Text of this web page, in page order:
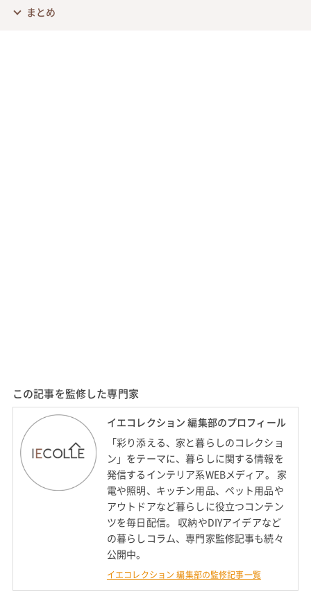
まとめ
この記事を監修した専門家
イエコレクション 編集部のプロフィール
「彩り添える、家と暮らしのコレクショ
ン」をテーマに、暮らしに関する情報を
発信するインテリア系WEBメディア。 家
電や照明、キッチン用品、ペット用品や
アウトドアなど暮らしに役立つコンテン
ツを毎日配信。 収納やDIYアイデアなど
の暮らしコラム、専門家監修記事も続々
公開中。
イエコレクション 編集部の監修記事一覧